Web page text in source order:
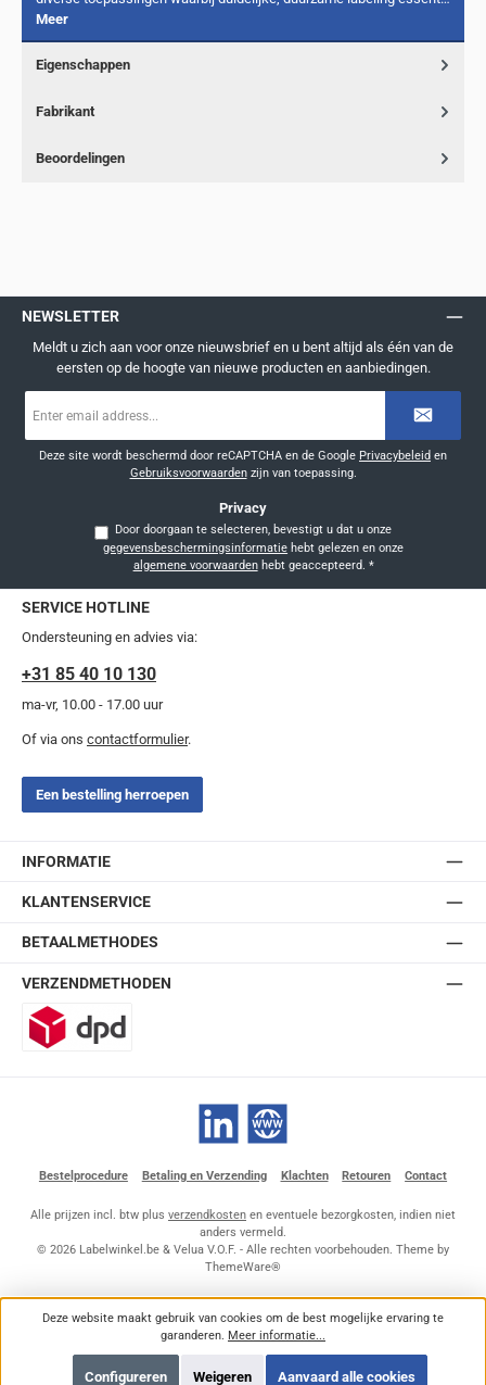
Meer
Eigenschappen
Fabrikant
Beoordelingen
NEWSLETTER
Meldt u zich aan voor onze nieuwsbrief en u bent altijd als één van de
eersten op de hoogte van nieuwe producten en aanbiedingen.
mailadres
Deze site wordt beschermd door reCAPTCHA en de Google Privacybeleid en
Gebruiksvoorwaardenzijn van toepassing.
Privacy
Door doorgaan te selecteren, bevestigt u dat u onze
gegevensbeschermingsinformatie
algemene voorwaardenhebt geaccepteerd. *
SERVICE HOTLINE
Ondersteuning en advies via:
+31 85 40 10 130
ma-vr, 10.00 - 17.00 uur
Of via ons contactformulier.
Een bestelling herroepen
INFORMATIE
KLANTENSERVICE
BETAALMETHODES
VERZENDMETHODEN
LinkedIn Website
Bestelprocedure Betaling en Verzending Klachten Retouren Contact
Alle prijzen incl. btw plus verzendkosten en eventuele bezorgkosten, indien niet
anders vermeld.
© 2026 Labelwinkel.be & Velua V.O.F. - Alle rechten voorbehouden. Theme by
ThemeWare®
Deze website maakt gebruik van cookies om de best mogelijke ervaring te
garanderen. Meer informatie...
Weigeren
Configureren Aanvaard alle cookies